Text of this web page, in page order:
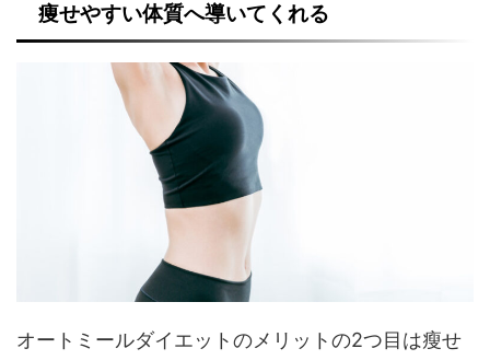
痩せやすい体質へ導いてくれる
オートミールダイエットのメリットの2つ目は瘦せ